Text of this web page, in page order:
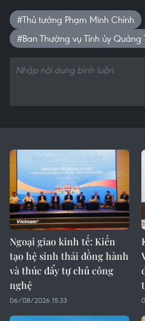
#Thủ tướng Phạm Minh Chính
#Ban Thường vụ Tỉnh ủy Quảng
Ngoại giao kinh tế: Kiến
tạo hệ sinh thái đồng hành
và thúc đẩy tự chủ công
nghệ
06/08/2026 15:33